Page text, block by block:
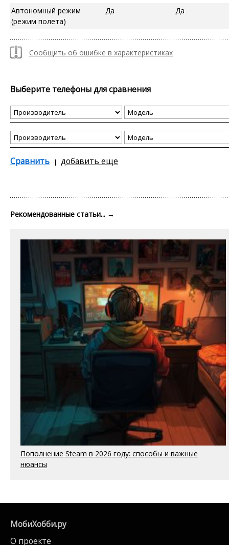
Автономный режим
(режим полета)
Да Да
Сообщить об ошибке в характеристиках
Выберите телефоны для сравнения
Сравнить добавить еще
Рекомендованные статьи... →
Пополнение Steam в 2026 году: способы и важные
нюансы
МобиХобби.ру
О проекте